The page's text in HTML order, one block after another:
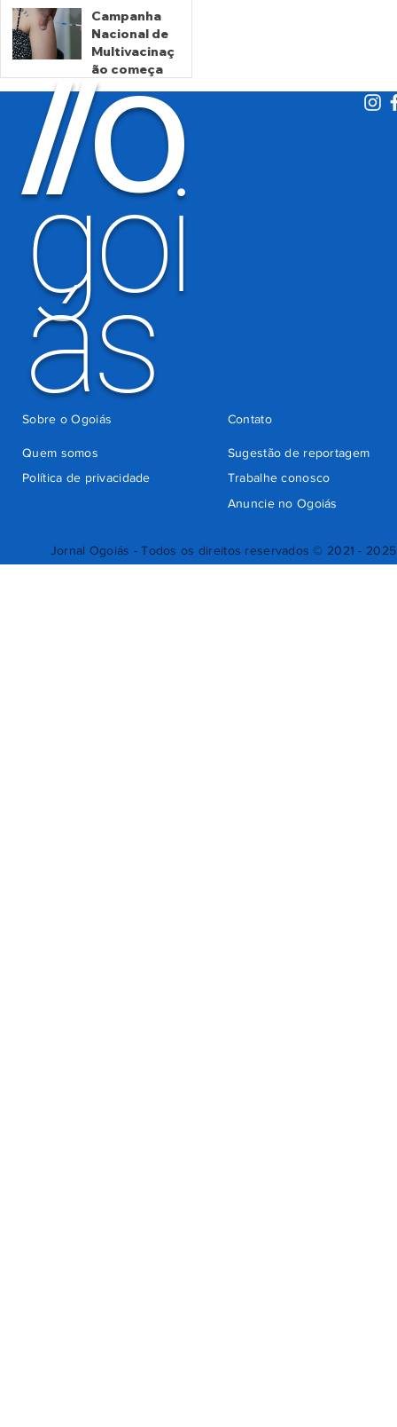
motoristas
por
cobrança
indevida do
Detran-GO
há 2 dias
Campanha
Nacional de
Multivacinaç
ão começa
nesta
segunda
há 3 dias
Jornal Ogoiás - Todos os direitos reservados © 2021 - 2025
//O
goi
ás
Quem somos
Sugestão de reportagem
Trabalhe conosco
Política de privacidade
Anuncie no Ogoiás
Contato
Sobre o Ogoiás